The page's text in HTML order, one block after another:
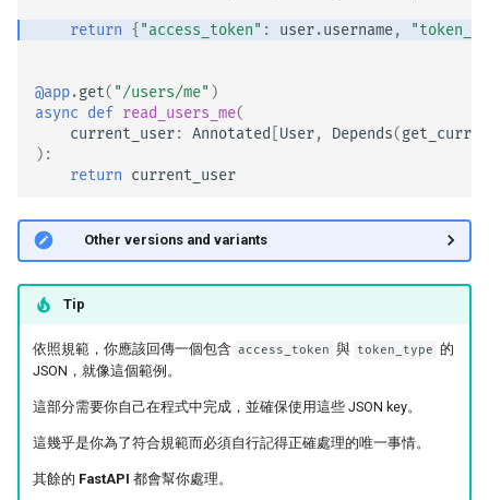
return { "access_token" : user.username,
@app.get( "/users/me" )
async def read_users_me(
current_user: Annotated User, Depends(
):
return current_user
🤓 Other versions and variants
Tip
依照規範，你應該回傳一個包含 access_token 與 token_type
的
JSON，就像這個範例。
這部分需要你自己在程式中完成，並確保使用這些 JSON key。
這幾乎是你為了符合規範而必須自行記得正確處理的唯一事情。
其餘的 FastAPI 都會幫你處理。